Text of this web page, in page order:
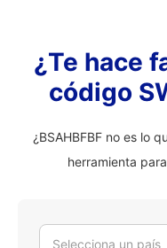
¿Te hace
código
¿BSAHBFBF no es lo
herramienta
Selecciona un país